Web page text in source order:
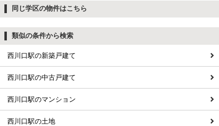
同じ学区の物件はこちら
類似の条件から検索
西川口駅の新築戸建て
西川口駅の中古戸建て
西川口駅のマンション
西川口駅の土地